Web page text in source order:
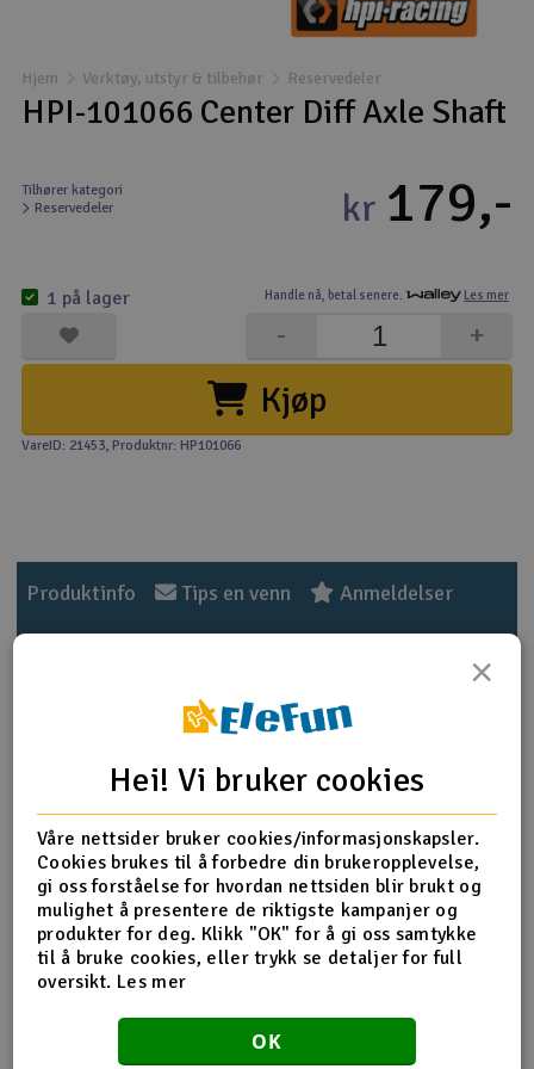
Droner
Fly
Helikopter
Kamerautstyr
Modellbygging, LEGO & byggesett
Modelljernbane
Outlet
Radioutstyr
Smarthjem, lek & hobby
Solenergi
Sparkesykler & elkjøretøy
Verktøy, utstyr & tilbehør
Gavekort
Hjem Verktøy, utstyr & tilbehør Reservedeler
HPI-101066 Center Diff Axle Shaft
Tilhører kategori
Reservedeler
Handle nå, betal senere. Les mer
kr 179,-
Kjøp
+
-
1 på lager
VareID: 21453, Produktnr: HP101066
Produktinfo Tips en venn Anmeldelser
Produktinformasjon
HPI-101066 Center Diff. Axle Shaft
Flere detaljer
Produktet er
forbundet med
Reservedeler HPI
Del av PartFinder
HPI Trophy 3.5 RTR Buggy 2,4ghz WP
HPI Vorza Buggy Flux RTR
HPI Vorza Buggy Flux S RTR
×
Hei! Vi bruker cookies
Våre nettsider bruker cookies/informasjonskapsler.
Cookies brukes til å forbedre din brukeropplevelse,
gi oss forståelse for hvordan nettsiden blir brukt og
mulighet å presentere de riktigste kampanjer og
produkter for deg. Klikk "OK" for å gi oss samtykke
til å bruke cookies, eller trykk se detaljer for full
oversikt. Les mer
OK